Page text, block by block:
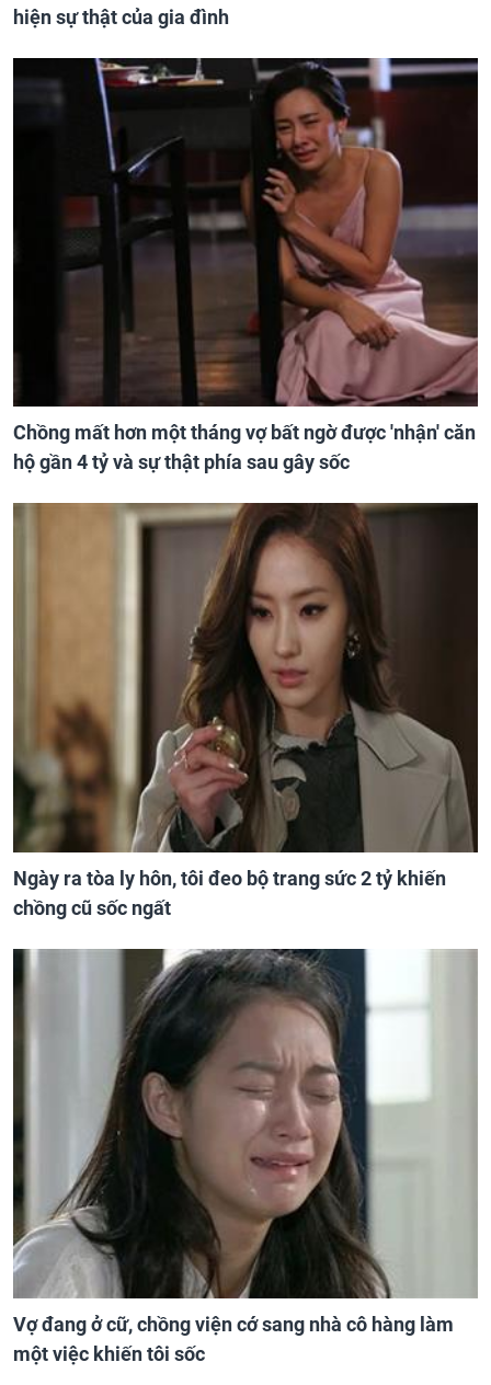
hiện sự thật của gia đình
Chồng mất hơn một tháng vợ bất ngờ được 'nhận' căn
hộ gần 4 tỷ và sự thật phía sau gây sốc
Ngày ra tòa ly hôn, tôi đeo bộ trang sức 2 tỷ khiến
chồng cũ sốc ngất
Vợ đang ở cữ, chồng viện cớ sang nhà cô hàng làm
một việc khiến tôi sốc